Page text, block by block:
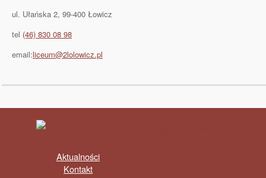
ul. Ułańska 2, 99-400 Łowicz
tel (46) 830 08 98
email:liceum@2lolowicz.pl
Aktualności
Kontakt